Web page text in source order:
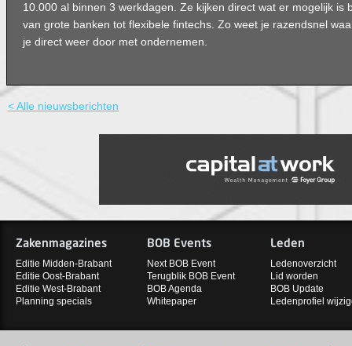
10.000 al binnen 3 werkdagen. Ze kijken direct wat er mogelijk is
van grote banken tot flexibele fintechs. Zo weet je razendsnel
je direct weer door met ondernemen.
< Alle nieuwsberichten
Zakenmagazines
Editie Midden-Brabant
Editie Oost-Brabant
Editie West-Brabant
Planning specials
BOB Events
Next BOB Event
Terugblik BOB Event
BOB Agenda
Whitepaper
Leden
Ledenoverzicht
Lid worden
BOB Update
Ledenprofiel